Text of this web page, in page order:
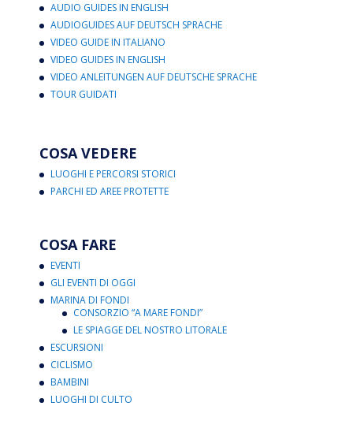
AUDIO GUIDES IN ENGLISH
AUDIOGUIDES AUF DEUTSCH SPRACHE
VIDEO GUIDE IN ITALIANO
VIDEO GUIDES IN ENGLISH
VIDEO ANLEITUNGEN AUF DEUTSCHE SPRACHE
TOUR GUIDATI
COSA VEDERE
LUOGHI E PERCORSI STORICI
PARCHI ED AREE PROTETTE
COSA FARE
EVENTI
GLI EVENTI DI OGGI
MARINA DI FONDI
CONSORZIO “A MARE FONDI”
LE SPIAGGE DEL NOSTRO LITORALE
ESCURSIONI
CICLISMO
BAMBINI
LUOGHI DI CULTO